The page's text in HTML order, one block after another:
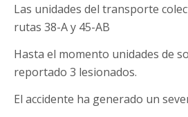
Las unidades del transporte
rutas 38-A y 45-AB
Hasta el momento unidades de
reportado 3 lesionados.
El accidente ha generado un